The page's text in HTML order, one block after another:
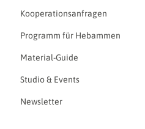
Kooperationsanfragen
Programm für Hebammen
Material-Guide
Studio & Events
Newsletter